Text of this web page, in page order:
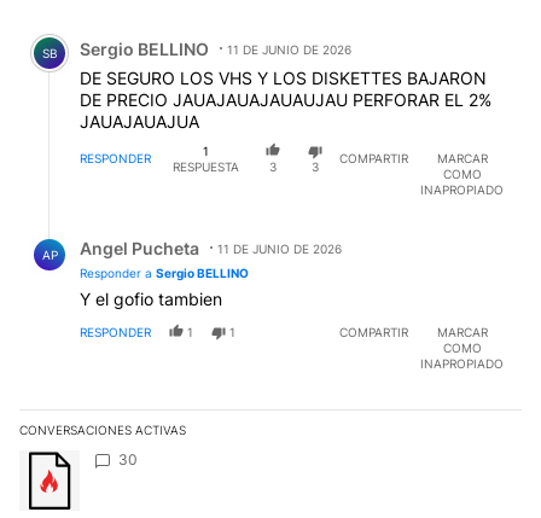
Comentario de Sergio BELLINO.
SB Sergio BELLINO 11 DE JUNIO DE 2026
DE SEGURO LOS VHS Y LOS DISKETTES BAJARON
DE PRECIO JAUAJAUAJAUAUJAU PERFORAR EL 2%
JAUAJAUAJUA
RESPONDER
1
RESPUESTA
3 3
COMPARTIR
MARCAR
COMO
INAPROPIADO
AP Angel Pucheta
11 DE JUNIO DE 2026
Responder a Sergio BELLINO
Y el gofio tambien
RESPONDER 1 1 COMPARTIR
MARCAR
COMO
INAPROPIADO
CONVERSACIONES ACTIVAS
Este listado muestra los artículos con más comentarios en los
Un artículo de tendencia con el título "" con 30 comentarios.
30